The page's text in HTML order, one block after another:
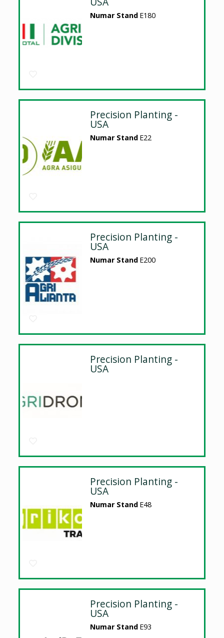
Numar Stand E180
Precision Planting -
USA
Numar Stand E22
Precision Planting -
USA
Numar Stand E200
Precision Planting -
USA
Precision Planting -
USA
Numar Stand E48
Precision Planting -
USA
Numar Stand E93